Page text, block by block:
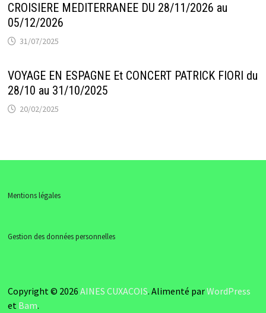
CROISIERE MEDITERRANEE DU 28/11/2026 au
05/12/2026
31/07/2025
VOYAGE EN ESPAGNE Et CONCERT PATRICK FIORI du
28/10 au 31/10/2025
20/02/2025
Mentions légales
Gestion des données personnelles
Copyright © 2026 AINES CUXACOIS. Alimenté parWordPress
et Bam.